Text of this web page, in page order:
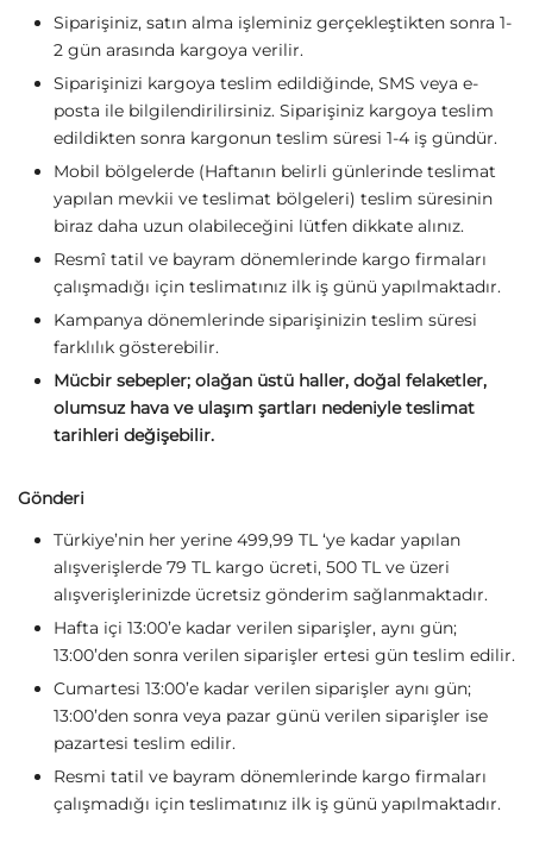
Siparişiniz, satın alma işleminiz gerçekleştikten sonra 1-
2 gün arasında kargoya verilir.
Siparişinizi kargoya teslim edildiğinde, SMS veya e-
posta ile bilgilendirilirsiniz. Siparişiniz kargoya teslim
edildikten sonra kargonun teslim süresi 1-4 iş gündür.
Mobil bölgelerde (Haftanın belirli günlerinde teslimat
yapılan mevkii ve teslimat bölgeleri) teslim süresinin
biraz daha uzun olabileceğini lütfen dikkate alınız.
Resmî tatil ve bayram dönemlerinde kargo firmaları
çalışmadığı için teslimatınız ilk iş günü yapılmaktadır.
Kampanya dönemlerinde siparişinizin teslim süresi
farklılık gösterebilir.
Mücbir sebepler; olağan üstü haller, doğal felaketler,
olumsuz hava ve ulaşım şartları nedeniyle teslimat
tarihleri değişebilir.
Gönderi
Türkiye’nin her yerine 499,99 TL ‘ye kadar yapılan
alışverişlerde 79 TL kargo ücreti, 500 TL ve üzeri
alışverişlerinizde ücretsiz gönderim sağlanmaktadır.
Hafta içi 13:00’e kadar verilen siparişler, aynı gün;
13:00’den sonra verilen siparişler ertesi gün teslim edilir.
Cumartesi 13:00’e kadar verilen siparişler aynı gün;
13:00’den sonra veya pazar günü verilen siparişler ise
pazartesi teslim edilir.
Resmi tatil ve bayram dönemlerinde kargo firmaları
çalışmadığı için teslimatınız ilk iş günü yapılmaktadır.